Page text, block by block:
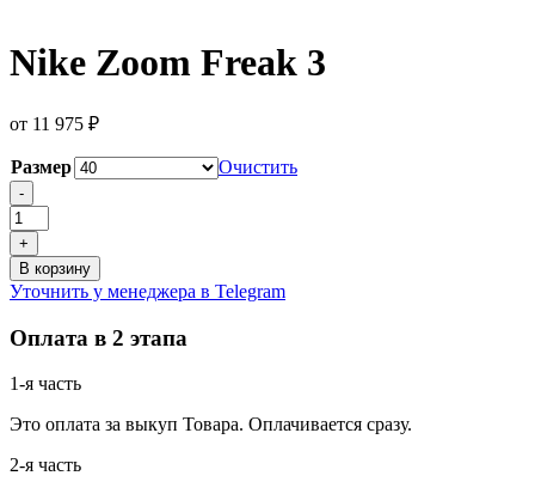
Nike Zoom Freak 3
от 11 975 ₽
Размер
Очистить
Количество
товара
Nike
Zoom
Freak
3
-
+
В корзину
Уточнить у менеджера в Telegram
Оплата в 2 этапа
1-я часть
Это оплата за выкуп Товара. Оплачивается сразу.
2-я часть